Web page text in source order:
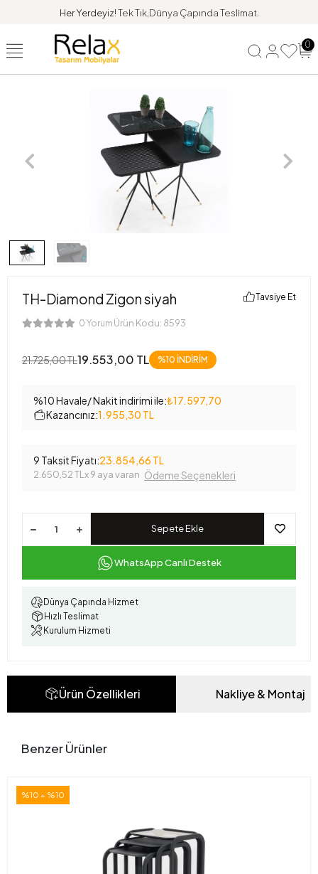
Her Yerdeyiz!Tek Tık,Dünya Çapında Teslimat.
0
TH-Diamond Zigon siyah
0 Yorum Ürün Kodu: 8593
Tavsiye Et
21.725,00 TL19.553,00 TL %10 İNDİRİM
%10 Havale/ Nakit indirimi ile:₺17.597,70
Kazancınız:1.955,30 TL
9 Taksit Fiyatı:23.854,66 TL
2.650,52 TL x 9 aya varan Ödeme Seçenekleri
Sepete Ekle
WhatsApp Canlı Destek
Dünya Çapında Hizmet
Hızlı Teslimat
Kurulum Hizmeti
Ürün Özellikleri Nakliye & Montaj
Benzer Ürünler
%10 + %10